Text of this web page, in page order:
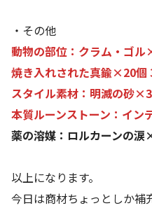
・その他
動物の部位：クラム・ゴ
焼き入れされた真鍮×20個
スタイル素材：明滅の砂
本質ルーンストーン：イ
薬の溶媒：ロルカーンの
以上になります。
今日は商材ちょっとしか補